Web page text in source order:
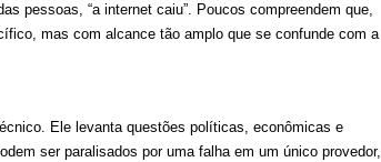
pessoas, “a internet caiu”. Poucos compreendem que,
mas com alcance tão amplo que se confunde com a
Ele levanta questões políticas, econômicas e
ser paralisados por uma falha em um único provedor,